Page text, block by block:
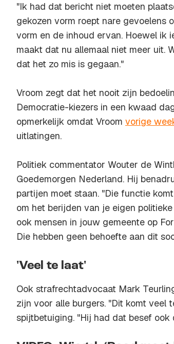
"Ik had dat bericht niet moeten
gekozen vorm roept nare gevoelens
vorm en de inhoud ervan. Hoewel ik
maakt dat nu allemaal niet meer uit.
dat het zo mis is gegaan."
Vroom zegt dat het nooit zijn
Democratie-kiezers in een kwaad
opmerkelijk omdat Vroom vorige
uitlatingen.
Politiek commentator Wouter de
Goedemorgen Nederland. Hij
partijen moet staan. "Die functie
om het berijden van je eigen
ook mensen in jouw gemeente op
Die hebben geen behoefte aan dit
'Veel te laat'
Ook strafrechtadvocaat Mark
zijn voor alle burgers. "Dit komt veel
spijtbetuiging. "Hij had dat besef